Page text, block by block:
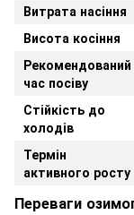
Витрата насіння
Висота косіння
Рекомендований
час посіву
Стійкість до
холодів
Термін
активного росту
Переваги